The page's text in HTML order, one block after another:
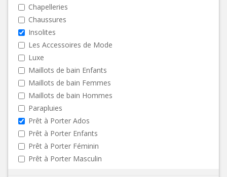
Chapelleries
Chaussures
Insolites
Les Accessoires de Mode
Luxe
Maillots de bain Enfants
Maillots de bain Femmes
Maillots de bain Hommes
Parapluies
Prêt à Porter Ados
Prêt à Porter Enfants
Prêt à Porter Féminin
Prêt à Porter Masculin